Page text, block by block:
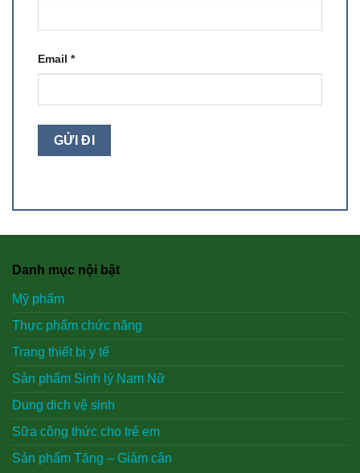
Email *
Danh mục nội bật
Mỹ phẩm
Thực phẩm chức năng
Trang thiết bị y tế
Sản phẩm Sinh lý Nam Nữ
Dung dich vệ sinh
Sữa công thức cho trẻ em
Sản phẩm Tăng – Giảm cân